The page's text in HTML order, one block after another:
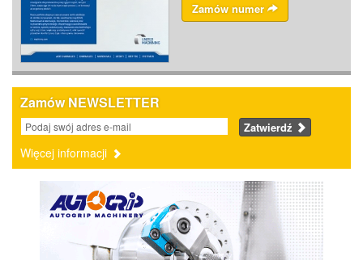
Zamów numer
Zamów NEWSLETTER
Zatwierdź
Więcej informacji